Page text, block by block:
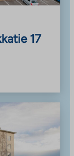
17